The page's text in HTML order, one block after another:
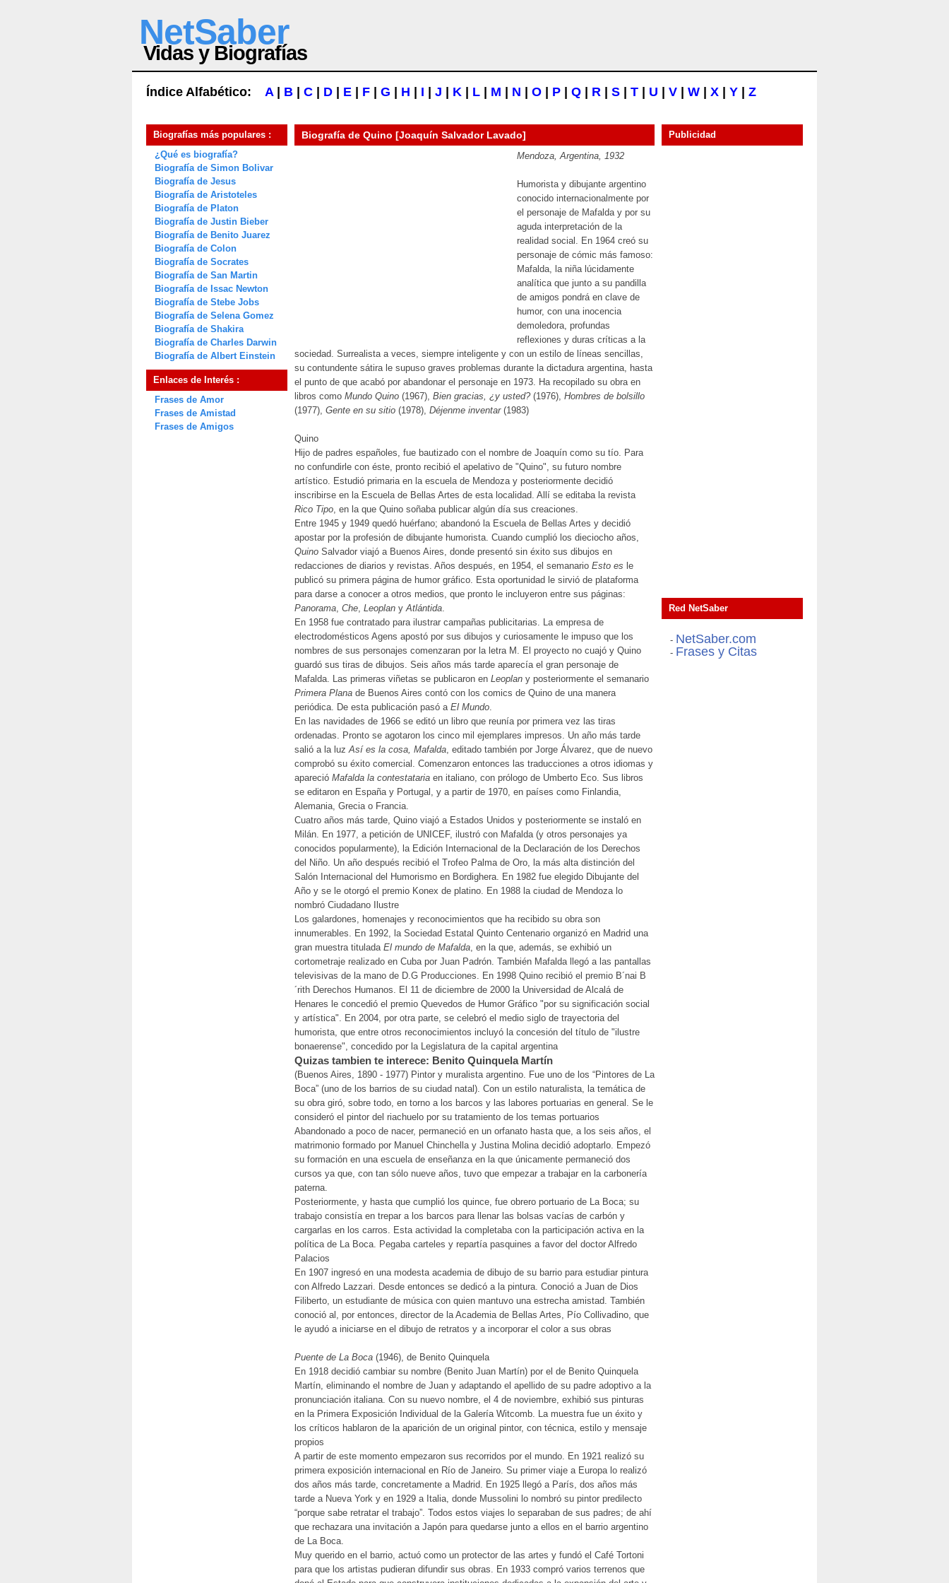
NetSaber
Vidas y Biografías
Índice Alfabético: A| B C D E F G H I J K L M N O P Q R S T U V W X Y Z
Biografías más populares :
¿Qué es biografía?
Biografía de Simon Bolivar
Biografía de Jesus
Biografía de Aristoteles
Biografía de Platon
Biografía de Justin Bieber
Biografía de Benito Juarez
Biografía de Colon
Biografía de Socrates
Biografía de San Martin
Biografía de Issac Newton
Biografía de Stebe Jobs
Biografía de Selena Gomez
Biografía de Shakira
Biografía de Charles Darwin
Biografía de Albert Einstein
Enlaces de Interés :
Frases de Amor
Frases de Amistad
Frases de Amigos
Biografía de Quino [Joaquín Salvador Lavado]
Mendoza, Argentina, 1932
Humorista y dibujante argentino
conocido internacionalmente por
el personaje de Mafalda y por su
aguda interpretación de la
realidad social. En 1964 creó su
personaje de cómic más famoso:
Mafalda, la niña lúcidamente
analítica que junto a su pandilla
de amigos pondrá en clave de
humor, con una inocencia
demoledora, profundas
reflexiones y duras críticas a la
sociedad. Surrealista a veces, siempre inteligente y con un estilo de líneas sencillas,
su contundente sátira le supuso graves problemas durante la dictadura argentina, hasta
el punto de que acabó por abandonar el personaje en 1973. Ha recopilado su obra en
libros como Mundo Quino (1967), Bien gracias, ¿y usted?(1976), Hombres de bolsillo
(1977), Gente en su sitio (1978), Déjenme inventar(1983)
Quino
Hijo de padres españoles, fue bautizado con el nombre de Joaquín como su tío. Para
no confundirle con éste, pronto recibió el apelativo de "Quino", su futuro nombre
artístico. Estudió primaria en la escuela de Mendoza y posteriormente decidió
inscribirse en la Escuela de Bellas Artes de esta localidad. Allí se editaba la revista
Rico Tipo, en la que Quino soñaba publicar algún día sus creaciones.
Entre 1945 y 1949 quedó huérfano; abandonó la Escuela de Bellas Artes y decidió
apostar por la profesión de dibujante humorista. Cuando cumplió los dieciocho años,
Quino Salvador viajó a Buenos Aires, donde presentó sin éxito sus dibujos en
redacciones de diarios y revistas. Años después, en 1954, el semanario Esto es le
publicó su primera página de humor gráfico. Esta oportunidad le sirvió de plataforma
para darse a conocer a otros medios, que pronto le incluyeron entre sus páginas:
Panorama, Che, Leoplan yAtlántida.
En 1958 fue contratado para ilustrar campañas publicitarias. La empresa de
electrodomésticos Agens apostó por sus dibujos y curiosamente le impuso que los
nombres de sus personajes comenzaran por la letra M. El proyecto no cuajó y Quino
guardó sus tiras de dibujos. Seis años más tarde aparecía el gran personaje de
Mafalda. Las primeras viñetas se publicaron en Leoplan y posteriormente el semanario
Primera Plana de Buenos Aires contó con los comics de Quino de una manera
periódica. De esta publicación pasó aEl Mundo.
En las navidades de 1966 se editó un libro que reunía por primera vez las tiras
ordenadas. Pronto se agotaron los cinco mil ejemplares impresos. Un año más tarde
salió a la luzAsí es la cosa, Mafalda, editado también por Jorge Álvarez, que de nuevo
comprobó su éxito comercial. Comenzaron entonces las traducciones a otros idiomas y
apareció Mafalda la contestataria en italiano, con prólogo de Umberto Eco. Sus libros
se editaron en España y Portugal, y a partir de 1970, en países como Finlandia,
Alemania, Grecia o Francia.
Cuatro años más tarde, Quino viajó a Estados Unidos y posteriormente se instaló en
Milán. En 1977, a petición de UNICEF, ilustró con Mafalda (y otros personajes ya
conocidos popularmente), la Edición Internacional de la Declaración de los Derechos
del Niño. Un año después recibió el Trofeo Palma de Oro, la más alta distinción del
Salón Internacional del Humorismo en Bordighera. En 1982 fue elegido Dibujante del
Año y se le otorgó el premio Konex de platino. En 1988 la ciudad de Mendoza lo
nombró Ciudadano Ilustre
Los galardones, homenajes y reconocimientos que ha recibido su obra son
innumerables. En 1992, la Sociedad Estatal Quinto Centenario organizó en Madrid una
gran muestra titulada El mundo de Mafalda, en la que, además, se exhibió un
cortometraje realizado en Cuba por Juan Padrón. También Mafalda llegó a las pantallas
televisivas de la mano de D.G Producciones. En 1998 Quino recibió el premio B´nai B
´rith Derechos Humanos. El 11 de diciembre de 2000 la Universidad de Alcalá de
Henares le concedió el premio Quevedos de Humor Gráfico "por su significación social
y artística". En 2004, por otra parte, se celebró el medio siglo de trayectoria del
humorista, que entre otros reconocimientos incluyó la concesión del título de "ilustre
bonaerense", concedido por la Legislatura de la capital argentina
Quizas tambien te interece: Benito Quinquela Martín
(Buenos Aires, 1890 - 1977) Pintor y muralista argentino. Fue uno de los “Pintores de La
Boca” (uno de los barrios de su ciudad natal). Con un estilo naturalista, la temática de
su obra giró, sobre todo, en torno a los barcos y las labores portuarias en general. Se le
consideró el pintor del riachuelo por su tratamiento de los temas portuarios
Abandonado a poco de nacer, permaneció en un orfanato hasta que, a los seis años, el
matrimonio formado por Manuel Chinchella y Justina Molina decidió adoptarlo. Empezó
su formación en una escuela de enseñanza en la que únicamente permaneció dos
cursos ya que, con tan sólo nueve años, tuvo que empezar a trabajar en la carbonería
paterna.
Posteriormente, y hasta que cumplió los quince, fue obrero portuario de La Boca; su
trabajo consistía en trepar a los barcos para llenar las bolsas vacías de carbón y
cargarlas en los carros. Esta actividad la completaba con la participación activa en la
política de La Boca. Pegaba carteles y repartía pasquines a favor del doctor Alfredo
Palacios
En 1907 ingresó en una modesta academia de dibujo de su barrio para estudiar pintura
con Alfredo Lazzari. Desde entonces se dedicó a la pintura. Conoció a Juan de Dios
Filiberto, un estudiante de música con quien mantuvo una estrecha amistad. También
conoció al, por entonces, director de la Academia de Bellas Artes, Pío Collivadino, que
le ayudó a iniciarse en el dibujo de retratos y a incorporar el color a sus obras
Puente de La Boca (1946), de Benito Quinquela
En 1918 decidió cambiar su nombre (Benito Juan Martín) por el de Benito Quinquela
Martín, eliminando el nombre de Juan y adaptando el apellido de su padre adoptivo a la
pronunciación italiana. Con su nuevo nombre, el 4 de noviembre, exhibió sus pinturas
en la Primera Exposición Individual de la Galería Witcomb. La muestra fue un éxito y
los críticos hablaron de la aparición de un original pintor, con técnica, estilo y mensaje
propios
A partir de este momento empezaron sus recorridos por el mundo. En 1921 realizó su
primera exposición internacional en Río de Janeiro. Su primer viaje a Europa lo realizó
dos años más tarde, concretamente a Madrid. En 1925 llegó a París, dos años más
tarde a Nueva York y en 1929 a Italia, donde Mussolini lo nombró su pintor predilecto
“porque sabe retratar el trabajo”. Todos estos viajes lo separaban de sus padres; de ahí
que rechazara una invitación a Japón para quedarse junto a ellos en el barrio argentino
de La Boca.
Muy querido en el barrio, actuó como un protector de las artes y fundó el Café Tortoni
para que los artistas pudieran difundir sus obras. En 1933 compró varios terrenos que
Publicidad
Red NetSaber
- NetSaber.com
- Frases y Citas